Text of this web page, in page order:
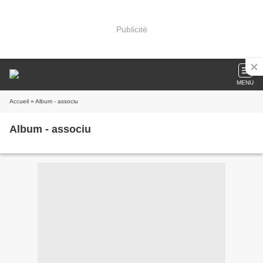
Publicité
MENU
Accueil » Album - associu
Album - associu